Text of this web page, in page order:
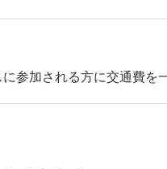
参加される方に交通費を